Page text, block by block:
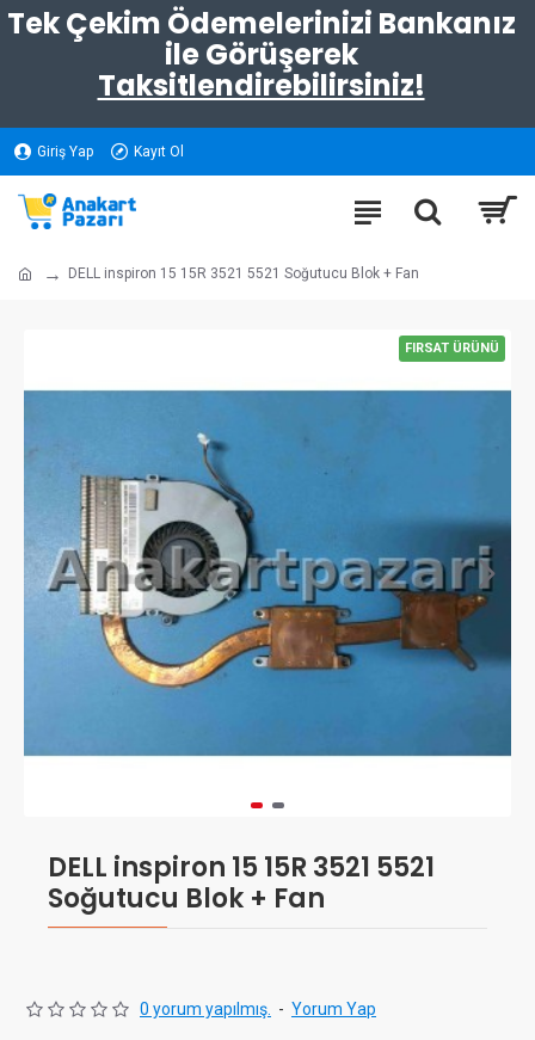
Tek Çekim Ödemelerinizi Bankanız
ile Görüşerek
Taksitlendirebilirsiniz!
Giriş Yap Kayıt Ol
DELL inspiron 15 15R 3521 5521 Soğutucu Blok + Fan
FIRSAT ÜRÜNÜ
DELL inspiron 15 15R 3521 5521
Soğutucu Blok + Fan
0 yorum yapılmış. - Yorum Yap